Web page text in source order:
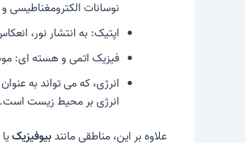
نوسانات الکترومغناطیسی
اپتیک: به انتشار نور،
فیزیک اتمی و هسته ای:
انرژی، که می تواند به
انرژی بر محیط زیست است.
علاوه بر این، مناطقی مانندبیوفیزیکیا